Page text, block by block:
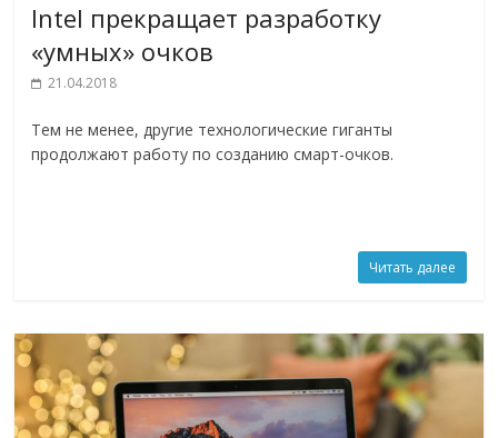
Intel прекращает разработку
«умных» очков
21.04.2018
Тем не менее, другие технологические гиганты
продолжают работу по созданию смарт-очков.
Читать далее